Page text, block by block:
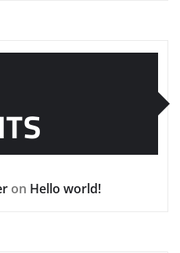
on Hello world!